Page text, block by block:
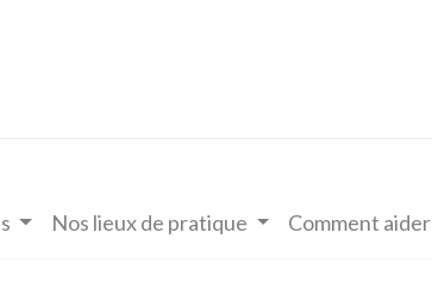
Nos lieux de pratique Comment aider